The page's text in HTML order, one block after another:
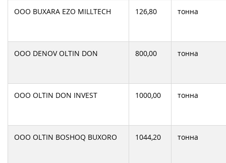
ООО BUXARA EZO MILLTECH 126,80 тонна
ООО DENOV OLTIN DON 800,00 тонна
ООО OLTIN DON INVEST 1000,00 тонна
ООО OLTIN BOSHOQ BUXORO 1044,20 тонна